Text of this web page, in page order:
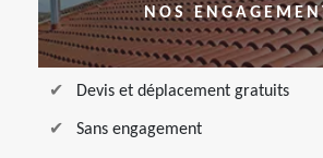
NOS
Devis et déplacement gratuits
Sans engagement